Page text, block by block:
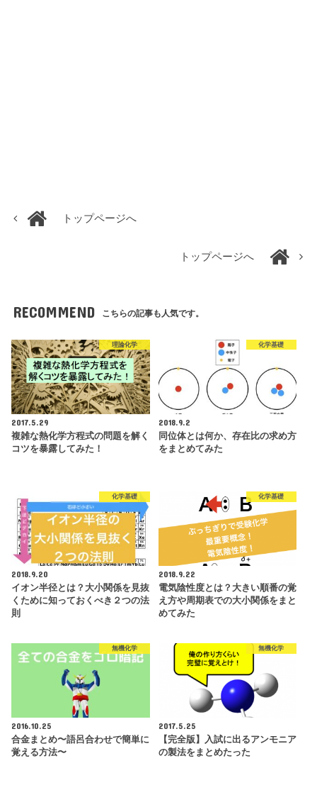
トップページへ
トップページへ
RECOMMEND こちらの記事も人気です。
理論化学
2017.5.29
複雑な熱化学方程式の問題を解く
コツを暴露してみた！
化学基礎
2018.9.2
同位体とは何か、存在比の求め方
をまとめてみた
化学基礎
2018.9.20
イオン半径とは？大小関係を見抜
くために知っておくべき２つの法
則
化学基礎
2018.9.22
電気陰性度とは？大きい順番の覚
え方や周期表での大小関係をまと
めてみた
無機化学
2016.10.25
合金まとめ〜語呂合わせで簡単に
覚える方法〜
無機化学
2017.5.25
【完全版】入試に出るアンモニア
の製法をまとめたった